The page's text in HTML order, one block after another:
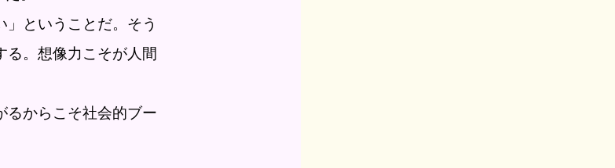
ということだ。そう
る。想像力こそが人間
るからこそ社会的ブー